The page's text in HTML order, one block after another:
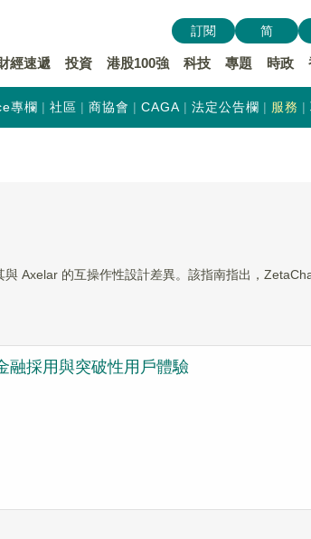
經速遞 投資 港股100強 科技 專題 時政
訂閱 简
專欄 社區 商協會 CAGA 法定公告欄 服務
Axelar 的互操作性設計差異。該指南指出，
採用與突破性用戶體驗